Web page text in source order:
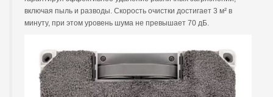
включая пыль и разводы. Скорость очистки достигает 3 м² в
минуту, при этом уровень шума не превышает 70 дБ.